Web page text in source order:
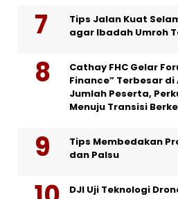
Tips Jalan Kuat
agar Ibadah Umroh
Cathay FHC Gelar
Finance” Terbesar di
Jumlah Peserta,
Menuju Transisi
Tips Membedakan
dan Palsu
DJI Uji Teknologi